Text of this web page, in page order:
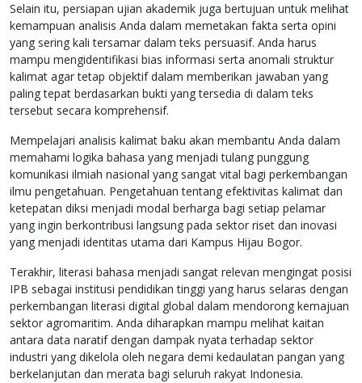
Selain itu, persiapan ujian akademik juga bertujuan untuk melihat
kemampuan analisis Anda dalam memetakan fakta serta opini
yang sering kali tersamar dalam teks persuasif. Anda harus
mampu mengidentifikasi bias informasi serta anomali struktur
kalimat agar tetap objektif dalam memberikan jawaban yang
paling tepat berdasarkan bukti yang tersedia di dalam teks
tersebut secara komprehensif.
Mempelajari analisis kalimat baku akan membantu Anda dalam
memahami logika bahasa yang menjadi tulang punggung
komunikasi ilmiah nasional yang sangat vital bagi perkembangan
ilmu pengetahuan. Pengetahuan tentang efektivitas kalimat dan
ketepatan diksi menjadi modal berharga bagi setiap pelamar
yang ingin berkontribusi langsung pada sektor riset dan inovasi
yang menjadi identitas utama dari Kampus Hijau Bogor.
Terakhir, literasi bahasa menjadi sangat relevan mengingat posisi
IPB sebagai institusi pendidikan tinggi yang harus selaras dengan
perkembangan literasi digital global dalam mendorong kemajuan
sektor agromaritim. Anda diharapkan mampu melihat kaitan
antara data naratif dengan dampak nyata terhadap sektor
industri yang dikelola oleh negara demi kedaulatan pangan yang
berkelanjutan dan merata bagi seluruh rakyat Indonesia.